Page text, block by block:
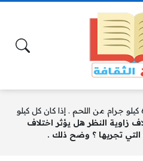
يريد طباخ أن يشوي 6 كيلو جرام من اللحم . إذا كان كل كيلو
زاوية النظر هل يؤثر اختلاف
التي تجريها ؟ وضح ذلك .